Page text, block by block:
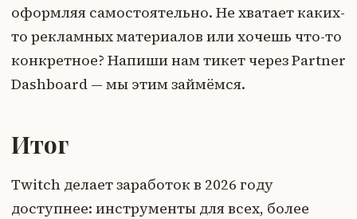
оформляя самостоятельно. Не хватает каких-
то рекламных материалов или хочешь что-то
конкретное? Напиши нам тикет через Partner
Dashboard — мы этим займёмся.
Итог
Twitch делает заработок в 2026 году
доступнее: инструменты для всех, более